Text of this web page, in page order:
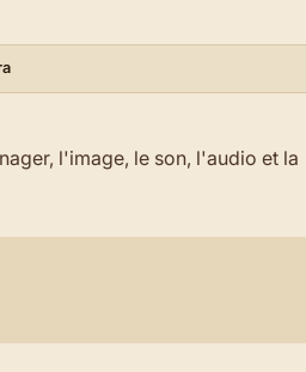
l'image, le son, l'audio et la